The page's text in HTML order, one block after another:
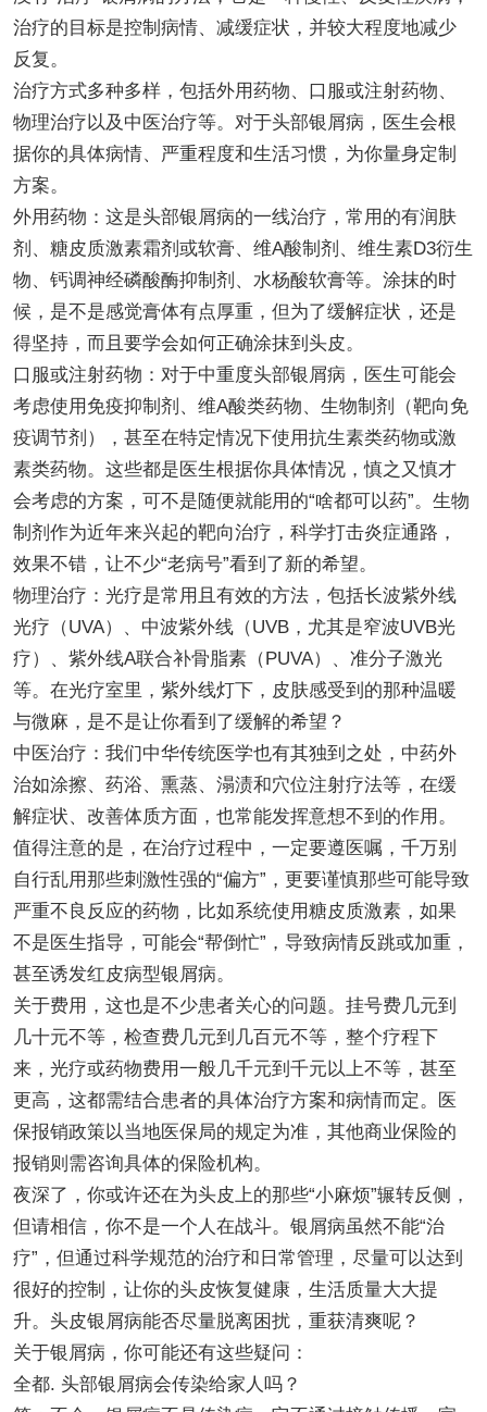
治疗的目标是控制病情、减缓症状，并较大程度地减少
反复。
治疗方式多种多样，包括外用药物、口服或注射药物、
物理治疗以及中医治疗等。对于头部银屑病，医生会根
据你的具体病情、严重程度和生活习惯，为你量身定制
方案。
外用药物：这是头部银屑病的一线治疗，常用的有润肤
剂、糖皮质激素霜剂或软膏、维A酸制剂、维生素D3衍生
物、钙调神经磷酸酶抑制剂、水杨酸软膏等。涂抹的时
候，是不是感觉膏体有点厚重，但为了缓解症状，还是
得坚持，而且要学会如何正确涂抹到头皮。
口服或注射药物：对于中重度头部银屑病，医生可能会
考虑使用免疫抑制剂、维A酸类药物、生物制剂（靶向免
疫调节剂），甚至在特定情况下使用抗生素类药物或激
素类药物。这些都是医生根据你具体情况，慎之又慎才
会考虑的方案，可不是随便就能用的“啥都可以药”。生物
制剂作为近年来兴起的靶向治疗，科学打击炎症通路，
效果不错，让不少“老病号”看到了新的希望。
物理治疗：光疗是常用且有效的方法，包括长波紫外线
光疗（UVA）、中波紫外线（UVB，尤其是窄波UVB光
疗）、紫外线A联合补骨脂素（PUVA）、准分子激光
等。在光疗室里，紫外线灯下，皮肤感受到的那种温暖
与微麻，是不是让你看到了缓解的希望？
中医治疗：我们中华传统医学也有其独到之处，中药外
治如涂擦、药浴、熏蒸、溻渍和穴位注射疗法等，在缓
解症状、改善体质方面，也常能发挥意想不到的作用。
值得注意的是，在治疗过程中，一定要遵医嘱，千万别
自行乱用那些刺激性强的“偏方”，更要谨慎那些可能导致
严重不良反应的药物，比如系统使用糖皮质激素，如果
不是医生指导，可能会“帮倒忙”，导致病情反跳或加重，
甚至诱发红皮病型银屑病。
关于费用，这也是不少患者关心的问题。挂号费几元到
几十元不等，检查费几元到几百元不等，整个疗程下
来，光疗或药物费用一般几千元到千元以上不等，甚至
更高，这都需结合患者的具体治疗方案和病情而定。医
保报销政策以当地医保局的规定为准，其他商业保险的
报销则需咨询具体的保险机构。
夜深了，你或许还在为头皮上的那些“小麻烦”辗转反侧，
但请相信，你不是一个人在战斗。银屑病虽然不能“治
疗”，但通过科学规范的治疗和日常管理，尽量可以达到
很好的控制，让你的头皮恢复健康，生活质量大大提
升。头皮银屑病能否尽量脱离困扰，重获清爽呢？
关于银屑病，你可能还有这些疑问：
全都. 头部银屑病会传染给家人吗？